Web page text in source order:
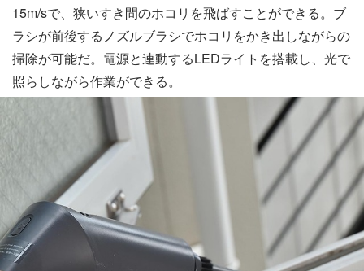
15m/sで、狭いすき間のホコリを飛ばすことができる。ブ
ラシが前後するノズルブラシでホコリをかき出しながらの
掃除が可能だ。電源と連動するLEDライトを搭載し、光で
照らしながら作業ができる。